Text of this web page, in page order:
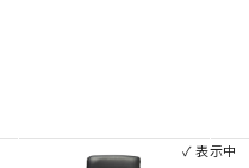
✓ 表示中